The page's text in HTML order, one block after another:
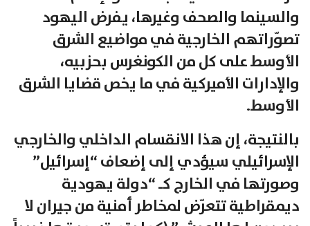
والسينما والصحف وغيرها، يفرض اليهود
تصوّراتهم الخارجية في مواضيع الشرق
الأوسط على كل من الكونغرس بحزبيه،
والإدارات الأميركية في ما يخص قضايا الشرق
الأوسط.
بالنتيجة، إن هذا الانقسام الداخلي والخارجي
الإسرائيلي سيؤدي إلى إضعاف “إسرائيل”
وصورتها في الخارج كـ “دولة يهودية
ديمقراطية تتعرّض لمخاطر أمنية من جيران لا